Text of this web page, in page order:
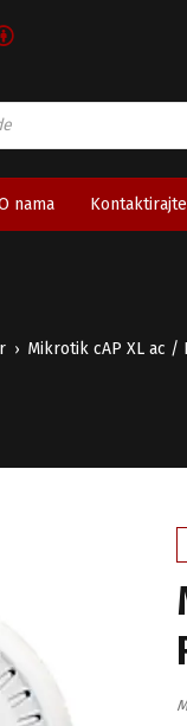
nama
› Mikrotik cAP XL ac /